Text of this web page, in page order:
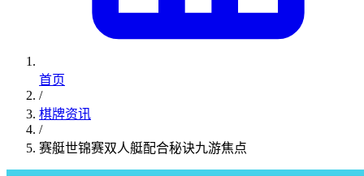
首页
/
棋牌资讯
/
赛艇世锦赛双人艇配合秘诀九游焦点